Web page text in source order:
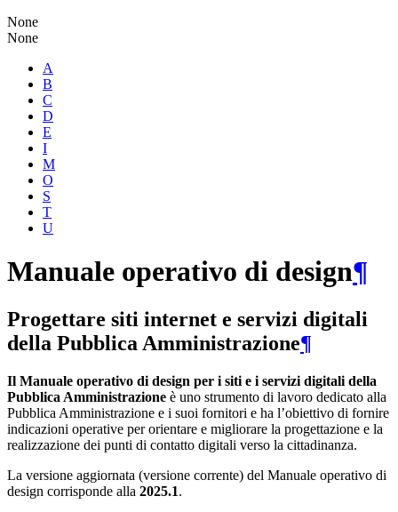
None
None
A
B
C
D
E
I
M
O
S
T
U
Manuale operativo di design¶
Progettare siti internet e servizi digitali
della Pubblica Amministrazione¶
Il Manuale operativo di design per i siti e i servizi digitali della
Pubblica Amministrazione è uno strumento di lavoro dedicato alla
Pubblica Amministrazione e i suoi fornitori e ha l’obiettivo di fornire
indicazioni operative per orientare e migliorare la progettazione e la
realizzazione dei punti di contatto digitali verso la cittadinanza.
La versione aggiornata (versione corrente) del Manuale operativo di
design corrisponde alla 2025.1.